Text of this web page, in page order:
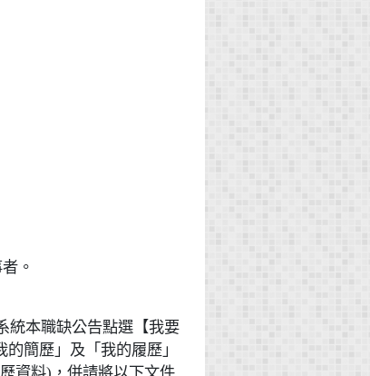
。
統本職缺公告點選【我要
簡歷」及「我的履歷」